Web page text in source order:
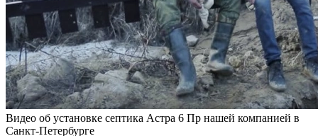
Видео об установке септика Астра 6 Пр нашей компанией в
Санкт-Петербурге